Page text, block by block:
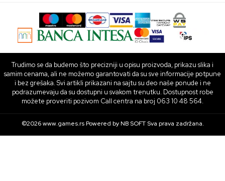
Trudimo se da budemo što precizniji u opisu proizvoda, prikazu slika i
samim cenama, ali ne možemo garantovati da su sve informacije potpune
i bez grešaka. Svi artikli prikazani na sajtu su deo naše ponude i ne
podrazumevaju da su dostupni u svakom trenutku. Dostupnost robe
možete proveriti pozivom Call centra na broj 063 10 48 564.
©2026www.games.rs Powered byNB SOFTSva prava zadržana.